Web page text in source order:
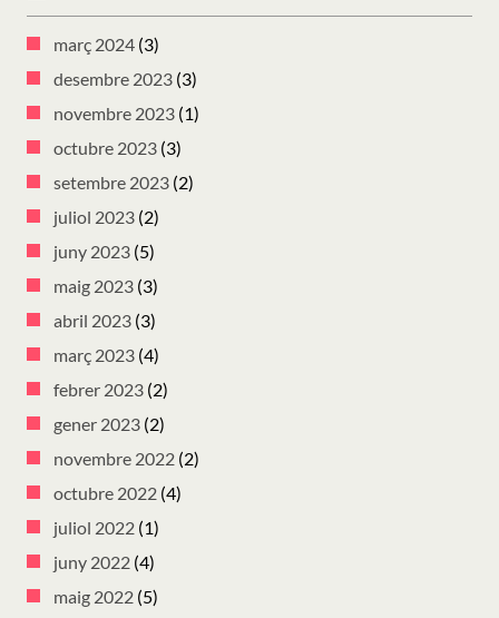
març 2024 (3)
desembre 2023 (3)
novembre 2023 (1)
octubre 2023 (3)
setembre 2023 (2)
juliol 2023 (2)
juny 2023 (5)
maig 2023 (3)
abril 2023 (3)
març 2023 (4)
febrer 2023 (2)
gener 2023 (2)
novembre 2022 (2)
octubre 2022 (4)
juliol 2022 (1)
juny 2022 (4)
maig 2022 (5)